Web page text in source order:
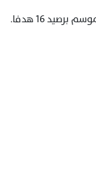
16 هدفا.